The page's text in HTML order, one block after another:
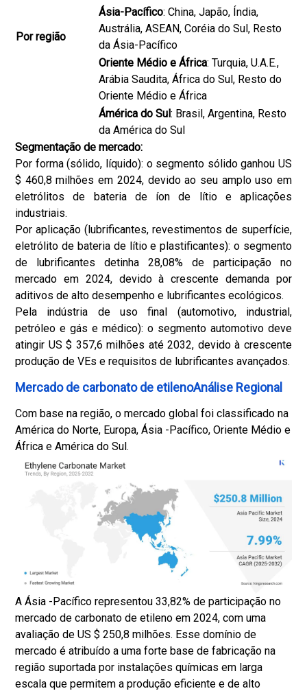
Por região
Ásia-Pacífico: China, Japão, Índia,
Austrália, ASEAN, Coréia do Sul, Resto
da Ásia-Pacífico
Oriente Médio e África: Turquia, U.A.E.,
Arábia Saudita, África do Sul, Resto do
Oriente Médio e África
Ámérica do Sul: Brasil, Argentina, Resto
da América do Sul
Segmentação de mercado:
Por forma (sólido, líquido): o segmento sólido ganhou US
$ 460,8 milhões em 2024, devido ao seu amplo uso em
eletrólitos de bateria de íon de lítio e aplicações
industriais.
Por aplicação (lubrificantes, revestimentos de superfície,
eletrólito de bateria de lítio e plastificantes): o segmento
de lubrificantes detinha 28,08% de participação no
mercado em 2024, devido à crescente demanda por
aditivos de alto desempenho e lubrificantes ecológicos.
Pela indústria de uso final (automotivo, industrial,
petróleo e gás e médico): o segmento automotivo deve
atingir US $ 357,6 milhões até 2032, devido à crescente
produção de VEs e requisitos de lubrificantes avançados.
Mercado de carbonato de etilenoAnálise Regional
Com base na região, o mercado global foi classificado na
América do Norte, Europa, Ásia -Pacífico, Oriente Médio e
África e América do Sul.
A Ásia -Pacífico representou 33,82% de participação no
mercado de carbonato de etileno em 2024, com uma
avaliação de US $ 250,8 milhões. Esse domínio de
mercado é atribuído a uma forte base de fabricação na
região suportada por instalações químicas em larga
escala que permitem a produção eficiente e de alto